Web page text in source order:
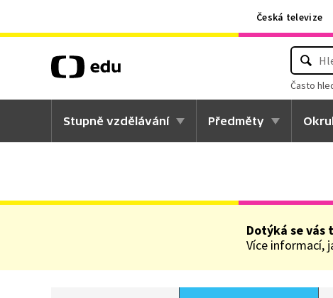
Česká televize
Často
Stupně vzdělávání Předměty
Dotýká se vás
Více informací,